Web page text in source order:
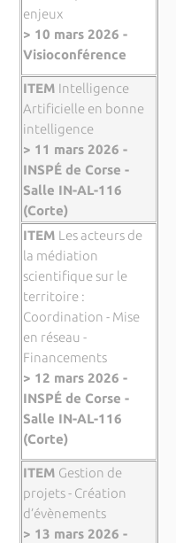
enjeux
> 10 mars 2026 -
Visioconférence
ITEM Intelligence
Artificielle en bonne
intelligence
> 11 mars 2026 -
INSPÉ de Corse -
Salle IN-AL-116
(Corte)
ITEM Les acteurs de
la médiation
scientifique sur le
territoire :
Coordination - Mise
en réseau -
Financements
> 12 mars 2026 -
INSPÉ de Corse -
Salle IN-AL-116
(Corte)
ITEM Gestion de
projets - Création
d’évènements
> 13 mars 2026 -